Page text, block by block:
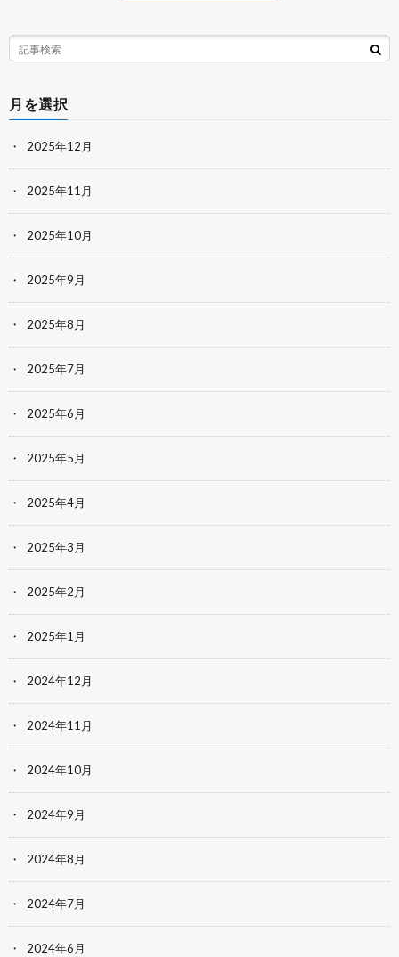
月を選択
2025年12月
2025年11月
2025年10月
2025年9月
2025年8月
2025年7月
2025年6月
2025年5月
2025年4月
2025年3月
2025年2月
2025年1月
2024年12月
2024年11月
2024年10月
2024年9月
2024年8月
2024年7月
2024年6月